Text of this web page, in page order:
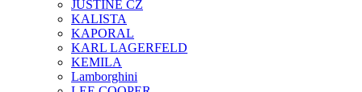
JUSTINE CZ
KALISTA
KAPORAL
KARL LAGERFELD
KEMILA
Lamborghini